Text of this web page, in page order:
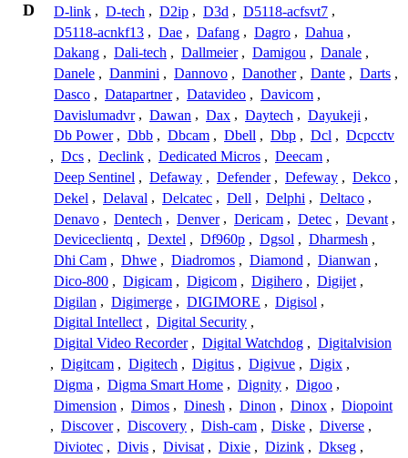
D D-link , D-tech , D2ip , D3d , D5118-acfsvt7 ,
D5118-acnkf13 , Dae , Dafang , Dagro , Dahua ,
Dakang , Dali-tech , Dallmeier , Damigou , Danale ,
Danele , Danmini , Dannovo , Danother , Dante , Darts ,
Dasco , Datapartner , Datavideo , Davicom ,
Davislumadvr , Dawan , Dax , Daytech , Dayukeji ,
Db Power , Dbb , Dbcam , Dbell , Dbp , Dcl , Dcpcctv
, Dcs , Declink , Dedicated Micros , Deecam ,
Deep Sentinel , Defaway , Defender , Defeway , Dekco ,
Dekel , Delaval , Delcatec , Dell , Delphi , Deltaco ,
Denavo , Dentech , Denver , Dericam , Detec , Devant ,
Deviceclientq , Dextel , Df960p , Dgsol , Dharmesh ,
Dhi Cam , Dhwe , Diadromos , Diamond , Dianwan ,
Dico-800 , Digicam , Digicom , Digihero , Digijet ,
Digilan , Digimerge , DIGIMORE , Digisol ,
Digital Intellect , Digital Security ,
Digital Video Recorder , Digital Watchdog , Digitalvision
, Digitcam , Digitech , Digitus , Digivue , Digix ,
Digma , Digma Smart Home , Dignity , Digoo ,
Dimension , Dimos , Dinesh , Dinon , Dinox , Diopoint
, Discover , Discovery , Dish-cam , Diske , Diverse ,
Diviotec , Divis , Divisat , Dixie , Dizink , Dkseg ,